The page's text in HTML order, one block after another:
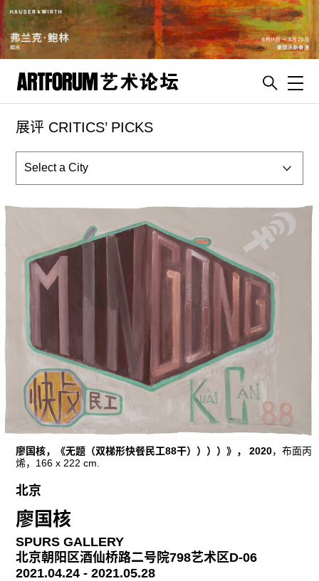
artguide
新闻
杂志
视频
ENGLISH
ART & EDUCATION
广告
订阅
往期内容
联系我们
关注我们
展评 CRITICS’ PICKS
廖国核，《无题（双梯形快餐民工88干））））》， 2020，布面丙
烯，166 x 222 cm.
北京
廖国核
SPURS GALLERY
北京朝阳区酒仙桥路二号院798艺术区D-06
2021.04.24 - 2021.05.28